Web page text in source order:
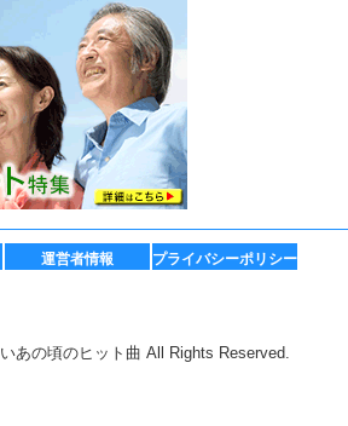
運営者情報 プライバシーポリシー
あの頃のヒット曲 All Rights Reserved.